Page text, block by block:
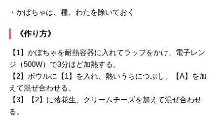
・かぼちゃは、種、わたを除いておく
《作り方》
【1】かぼちゃを耐熱容器に入れてラップをかけ、電子レン
ジ（500W）で3分ほど加熱する。
【2】ボウルに【1】を入れ、熱いうちにつぶし、【A】を加
えて混ぜ合わせる。
【3】【2】に落花生、クリームチーズを加えて混ぜ合わせ
る。